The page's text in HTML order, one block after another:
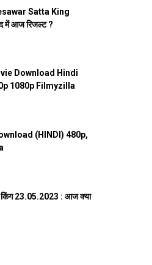
Satta King
में आज रिजल्ट ?
Download Hindi
1080p Filmyzilla
(HINDI) 480p,
किंग 23.05.2023 : आज क्या